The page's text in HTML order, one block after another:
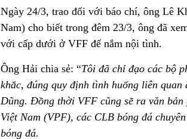
Ngày 24/3, trao đổi với báo chí, ông Lê
Nam) cho biết trong đêm 23/3, ông đã
với cấp dưới ở VFF để nắm nội tình.
Ông Hải chia sẻ: “Tôi đã chỉ đạo các bộ
khắc, đúng quy định tình huống liên
Dũng. Đồng thời VFF cũng sẽ ra văn
Việt Nam (VPF), các CLB bóng đá
bóng đá.